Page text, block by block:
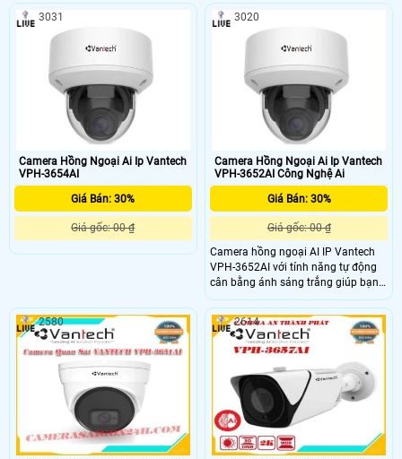
quan sát bao quát, truyền tải dữ liệu
với độ nét cao, chuẩn nén hình ảnh
H.265, tiêu chuẩn IP66 giúp camera
chống nước, nên lắp đặt được trong
nhà và ngoài trời. Camera hồng
ngoại AI IP Vantech VPH-3651AI
không bị nhiễu hình hay nhòe là
một trong những ưu điểm vượt trội
nhất của dòng camera này
Camera Hồng Ngoại Ai Ip Vantech
VPH-3654AI
Giá Bán: 30%
Giá gốc: 00 ₫
3031
Camera Hồng Ngoại Ai Ip Vantech
VPH-3652AI Công Nghệ Ai
Giá Bán: 30%
Giá gốc: 00 ₫
Camera hồng ngoại AI IP Vantech
VPH-3652AI với tính năng tự động
cân bằng ánh sáng trắng giúp bạn
quan sát hình ảnh từ xa rõ nét nhất,
không bị nhiễu hình hay nhòe là
một trong những ưu điểm vượt trội
nhất của dòng camera này
3020
2580 2614